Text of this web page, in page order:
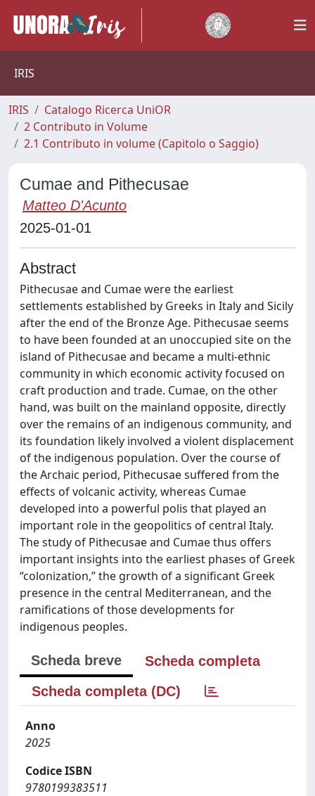
IRIS
IRIS
Catalogo Ricerca UniOR
2 Contributo in Volume
2.1 Contributo in volume (Capitolo o Saggio)
Cumae and Pithecusae
Matteo D'Acunto
2025-01-01
Abstract
Pithecusae and Cumae were the earliest
settlements established by Greeks in Italy and Sicily
after the end of the Bronze Age. Pithecusae seems
to have been founded at an unoccupied site on the
island of Pithecusae and became a multi-ethnic
community in which economic activity focused on
craft production and trade. Cumae, on the other
hand, was built on the mainland opposite, directly
over the remains of an indigenous community, and
its foundation likely involved a violent displacement
of the indigenous population. Over the course of
the Archaic period, Pithecusae suffered from the
effects of volcanic activity, whereas Cumae
developed into a powerful polis that played an
important role in the geopolitics of central Italy.
The study of Pithecusae and Cumae thus offers
important insights into the earliest phases of Greek
“colonization,” the growth of a significant Greek
presence in the central Mediterranean, and the
ramifications of those developments for
indigenous peoples.
Scheda breve
Scheda completa
Scheda completa (DC)
Anno
2025
Codice ISBN
9780199383511